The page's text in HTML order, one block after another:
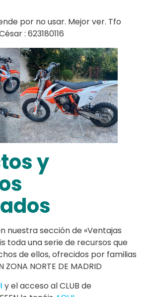
por no usar. Mejor ver. Tfo
: 623180116
y
nuestra sección de «Ventajas
toda una serie de recursos que
de ellos, ofrecidos por familias
NORTE DE MADRID
y el acceso al CLUB de